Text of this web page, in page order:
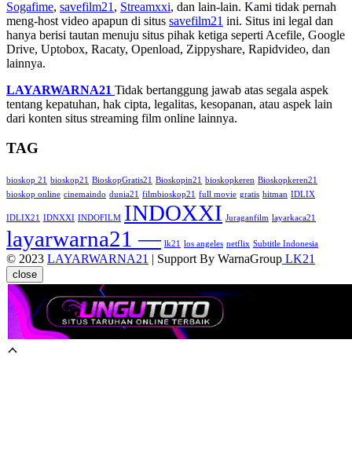
Sogafime, savefilm21 , Streamxxi, dan lain-lain. Kami tidak pernah
meng-host video apapun di situs savefilm21 ini. Situs ini legal dan
hanya berisi tautan menuju situs pihak ketiga seperti Acefile, Google
Drive, Uptobox, Racaty, Openload, Zippyshare, Rapidvideo, dan
lainnya.
LAYARWARNA21 Tidak bertanggung jawab atas segala aspek
tentang kepatuhan, hak cipta, legalitas, kesopanan, atau aspek lain
dari konten situs streaming film online lainnya.
TAG
bioskop 21 bioskop21 BioskopGratis21 Bioskopin21 bioskopkeren Bioskopkeren21
bioskop online cinemaindo dunia21 filmbioskop21 full movie gratis hitman IDLIX
IDLIX21 IDNXXI INDOFILM INDOXXI Juraganfilm layarkaca21
layarwarna21 — lk21 los angeles netflix Subtitle Indonesia
© 2023 LAYARWARNA21 | Support By WarnaGroup LK21
close